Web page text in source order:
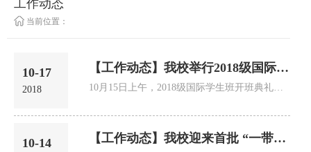
工作动态
当前位置：
10-17
2018
【工作动态】我校举行2018级国际学生班开班典礼
10-14 【工作动态】我校迎来首批 “一带一路”国家留学生